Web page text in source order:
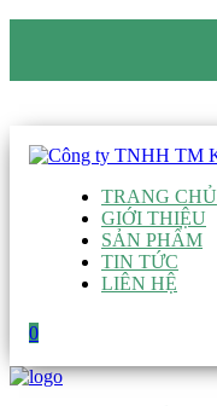
TRANG CHỦ
GIỚI THIỆU
SẢN PHẨM
TIN TỨC
LIÊN HỆ
0